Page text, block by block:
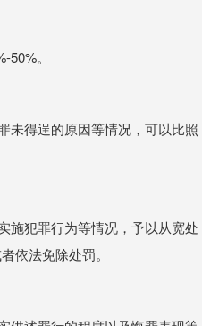
。
未得逞的原因等情况，可以比照
施犯罪行为等情况，予以从宽处
依法免除处罚。